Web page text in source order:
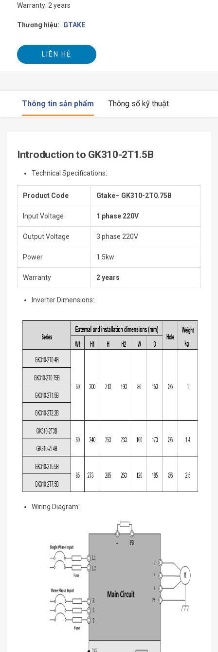
Warranty: 2 years
Thương hiệu: GTAKE
LIÊN HỆ
Thông tin sản phẩm Thông số kỹ thuật
Introduction to GK310-2T1.5B
Technical Specifications:
Product Code Gtake– GK310-2T0.75B
Input Voltage 1 phase 220V
Output Voltage 3 phase 220V
Power 1.5kw
Warranty 2 years
Inverter Dimensions:
Wiring Diagram: